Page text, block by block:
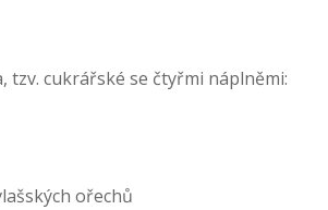
tzv. cukrářské se čtyřmi náplněmi:
ořechů